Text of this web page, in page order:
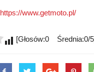
https://www.getmoto.pl/
[Głosów:0 Średnia:0/